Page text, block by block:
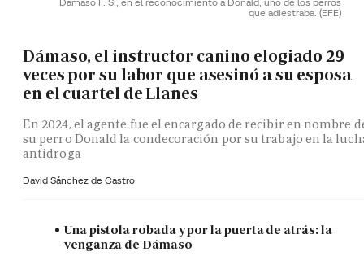
que adiestraba. (EFE)
Dámaso, el instructor canino elogiado 29
veces por su labor que asesinó a su esposa
en el cuartel de Llanes
En 2024, el agente fue el encargado de recibir en nombre
su perro Donald la condecoración por su trabajo en la
antidroga
David Sánchez de Castro
Una pistola robada y por la puerta de atrás: la
venganza de Dámaso